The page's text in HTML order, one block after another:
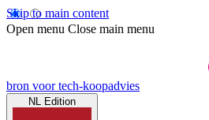
Skip to main content
Open menu Close main menu
bron voor tech-koopadvies
NL Edition